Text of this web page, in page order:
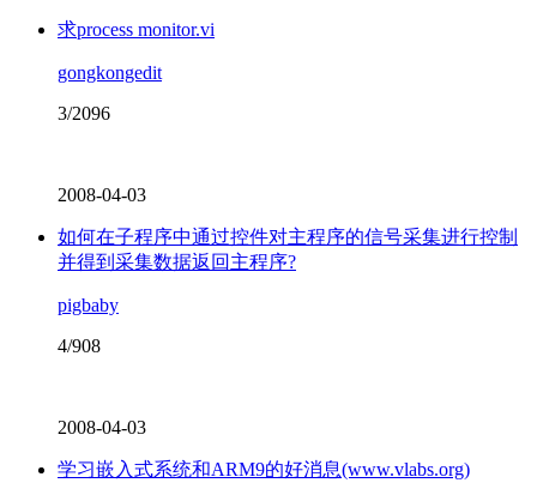
求process monitor.vi
gongkongedit
3/2096
2008-04-03
如何在子程序中通过控件对主程序的信号采集进行控制
并得到采集数据返回主程序?
pigbaby
4/908
2008-04-03
学习嵌入式系统和ARM9的好消息(www.vlabs.org)